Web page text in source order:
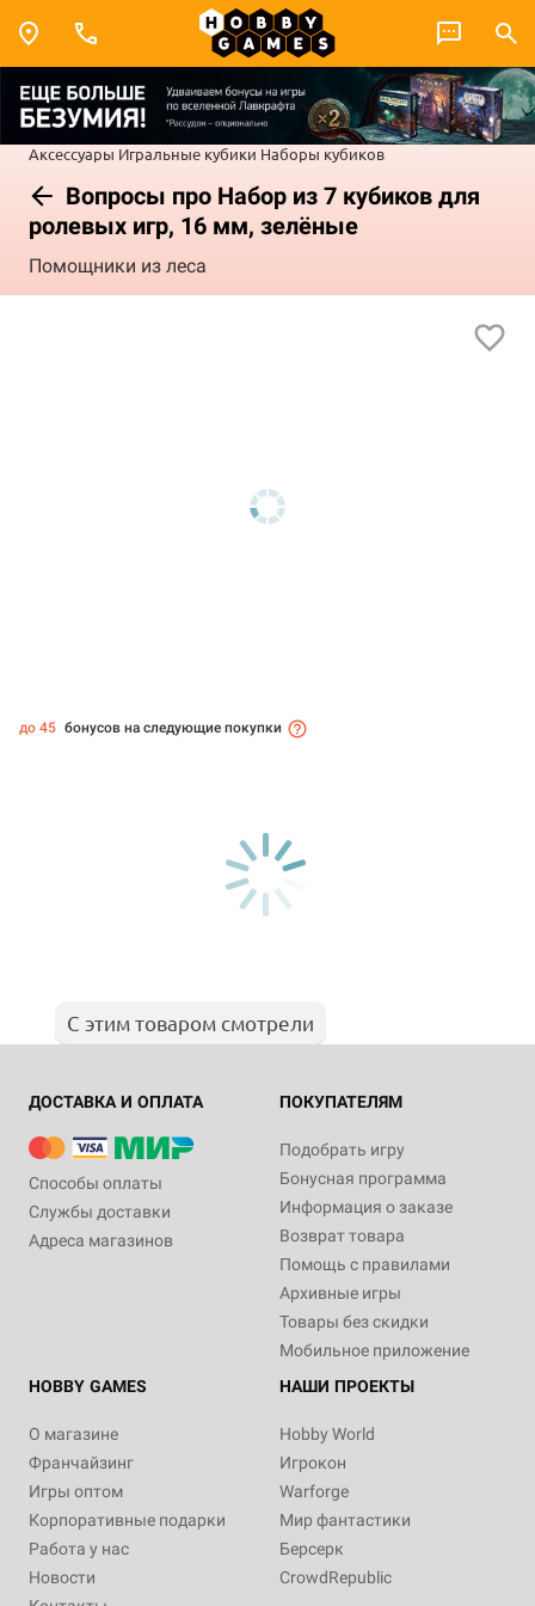
Аксессуары Игральные кубики Наборы кубиков
Вопросы про Набор из 7 кубиков для
ролевых игр, 16 мм, зелёные
Помощники из леса
до 45 бонусов на следующие покупки
С этим товаром смотрели
ДОСТАВКА И ОПЛАТА
Способы оплаты
Службы доставки
Адреса магазинов
ПОКУПАТЕЛЯМ
Подобрать игру
Бонусная программа
Информация о заказе
Возврат товара
Помощь с правилами
Архивные игры
Товары без скидки
Мобильное приложение
HOBBY GAMES
О магазине
Франчайзинг
Игры оптом
Корпоративные подарки
Работа у нас
Новости
НАШИ ПРОЕКТЫ
Hobby World
Игрокон
Warforge
Мир фантастики
Берсерк
CrowdRepublic